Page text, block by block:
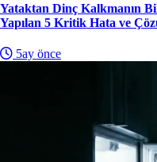
Yataktan Dinç Kalkmanın
Yapılan 5 Kritik Hata ve
5ay önce